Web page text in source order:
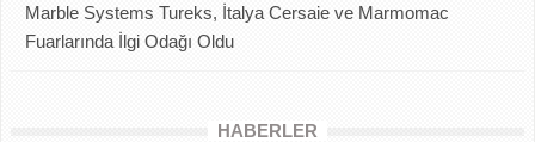
Marble Systems Tureks, İtalya Cersaie ve Marmomac
Fuarlarında İlgi Odağı Oldu
HABERLER